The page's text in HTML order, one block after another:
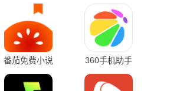
番茄免费小说
7.2.7.32 安卓版
360手机助手
10.2.2 官方版